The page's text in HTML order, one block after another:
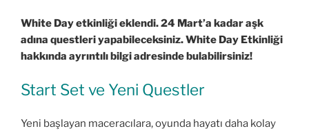
White Day etkinliği eklendi. 24 Mart’a kadar aşk
adına questleri yapabileceksiniz. White Day Etkinliği
hakkında ayrıntılı bilgi adresinde bulabilirsiniz!
Start Set ve Yeni Questler
Yeni başlayan maceracılara, oyunda hayatı daha kolay